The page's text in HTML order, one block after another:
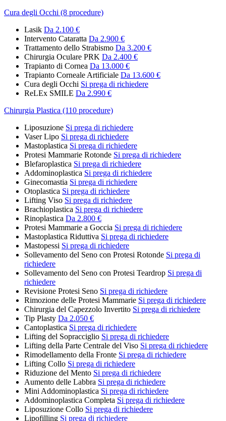
Cura degli Occhi (8 procedure)
Lasik Da 2.100 €
Intervento Cataratta Da 2.900 €
Trattamento dello Strabismo Da 3.200 €
Chirurgia Oculare PRK Da 2.400 €
Trapianto di Cornea Da 13.000 €
Trapianto Corneale Artificiale Da 13.600 €
Cura degli Occhi Si prega di richiedere
ReLEx SMILE Da 2.990 €
Chirurgia Plastica (110 procedure)
Liposuzione Si prega di richiedere
Vaser Lipo Si prega di richiedere
Mastoplastica Si prega di richiedere
Protesi Mammarie Rotonde Si prega di richiedere
Blefaroplastica Si prega di richiedere
Addominoplastica Si prega di richiedere
Ginecomastia Si prega di richiedere
Otoplastica Si prega di richiedere
Lifting Viso Si prega di richiedere
Brachioplastica Si prega di richiedere
Rinoplastica Da 2.800 €
Protesi Mammarie a Goccia Si prega di richiedere
Mastoplastica Riduttiva Si prega di richiedere
Mastopessi Si prega di richiedere
Sollevamento del Seno con Protesi Rotonde Si prega di
richiedere
Sollevamento del Seno con Protesi Teardrop Si prega di
richiedere
Revisione Protesi Seno Si prega di richiedere
Rimozione delle Protesi Mammarie Si prega di richiedere
Chirurgia del Capezzolo Invertito Si prega di richiedere
Tip Plasty Da 2.050 €
Cantoplastica Si prega di richiedere
Lifting del Sopracciglio Si prega di richiedere
Lifting della Parte Centrale del Viso Si prega di richiedere
Rimodellamento della Fronte Si prega di richiedere
Lifting Collo Si prega di richiedere
Riduzione del Mento Si prega di richiedere
Aumento delle Labbra Si prega di richiedere
Mini Addominoplastica Si prega di richiedere
Addominoplastica Completa Si prega di richiedere
Liposuzione Collo Si prega di richiedere
Lipofilling Si prega di richiedere